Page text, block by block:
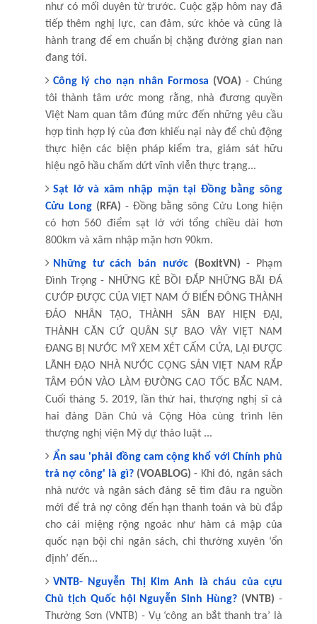
như có mối duyên từ trước. Cuộc gặp hôm nay đã
tiếp thêm nghị lực, can đảm, sức khỏe và cũng là
hành trang để em chuẩn bị chặng đường gian nan
đang tới.
Công lý cho nạn nhân Formosa (VOA) - Chúng
tôi thành tâm ước mong rằng, nhà đương quyền
Việt Nam quan tâm đúng mức đến những yêu cầu
hợp tình hợp lý của đơn khiếu nại này để chủ động
thực hiện các biện pháp kiểm tra, giám sát hữu
hiệu ngõ hầu chấm dứt vĩnh viễn thực trạng...
Sạt lở và xâm nhập mặn tại Đồng bằng sông
Cửu Long(RFA) - Đồng bằng sông Cửu Long hiện
có hơn 560 điểm sạt lở với tổng chiều dài hơn
800km và xâm nhập mặn hơn 90km.
Những tư cách bán nước(BoxitVN) - Phạm
Đình Trọng - NHỮNG KẺ BỒI ĐẮP NHỮNG BÃI ĐÁ
CƯỚP ĐƯỢC CỦA VIỆT NAM Ở BIỂN ĐÔNG THÀNH
ĐẢO NHÂN TẠO, THÀNH SÂN BAY HIỆN ĐẠI,
THÀNH CĂN CỨ QUÂN SỰ BAO VÂY VIỆT NAM
ĐANG BỊ NƯỚC MỸ XEM XÉT CẤM CỬA, LẠI ĐƯỢC
LÃNH ĐẠO NHÀ NƯỚC CỘNG SẢN VIỆT NAM RẮP
TÂM ĐÓN VÀO LÀM ĐƯỜNG CAO TỐC BẮC NAM.
Cuối tháng 5. 2019, lần thứ hai, thượng nghị sĩ cả
hai đảng Dân Chủ và Cộng Hòa cùng trình lên
thượng nghị viện Mỹ dự thảo luật ...
Ẩn sau 'phải đồng cam cộng khổ với Chính phủ
trả nợ công' là gì?(VOABLOG) - Khi đó, ngân sách
nhà nước và ngân sách đảng sẽ tìm đâu ra nguồn
mới để trả nợ công đến hạn thanh toán và bù đắp
cho cái miệng rộng ngoác như hàm cá mập của
quốc nạn bội chi ngân sách, chi thường xuyên ‘ổn
định’ đến...
VNTB- Nguyễn Thị Kim Anh là cháu của cựu
Chủ tịch Quốc hội Nguyễn Sinh Hùng? (VNTB) -
Thường Sơn (VNTB) - Vụ ‘công an bắt thanh tra’ là